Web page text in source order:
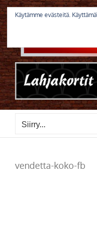
Skip
to
content
Siirry...
vendetta-koko-fb
Käytämme evästeitä.